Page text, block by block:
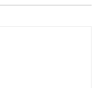
Fibre